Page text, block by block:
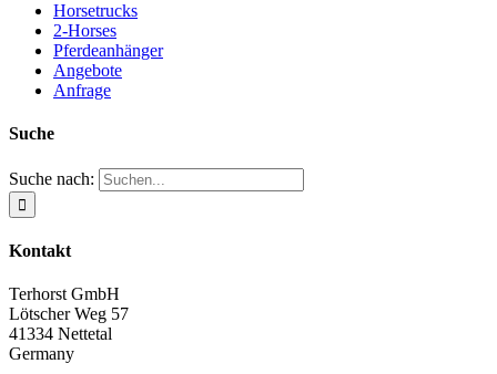
Horsetrucks
2-Horses
Pferdeanhänger
Angebote
Anfrage
Suche
Suche nach:
Kontakt
Terhorst GmbH
Lötscher Weg 57
41334 Nettetal
Germany